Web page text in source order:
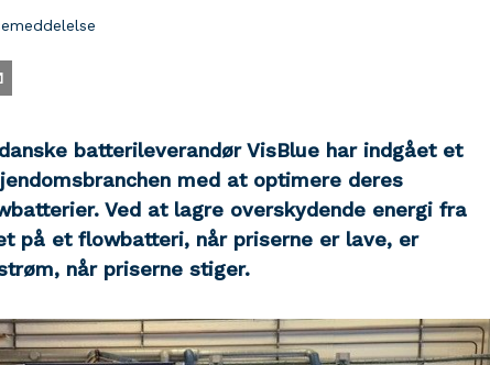
batterileverandør VisBlue har indgået et
med at optimere deres
Ved at lagre overskydende energi fra
på et flowbatteri, når priserne er lave, er
når priserne stiger.